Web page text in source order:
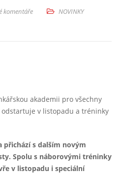
komentáře
NOVINKY
akademii pro všechny
v listopadu a tréninky
přichází s dalším novým
Spolu s náborovými tréninky
v listopadu i speciální